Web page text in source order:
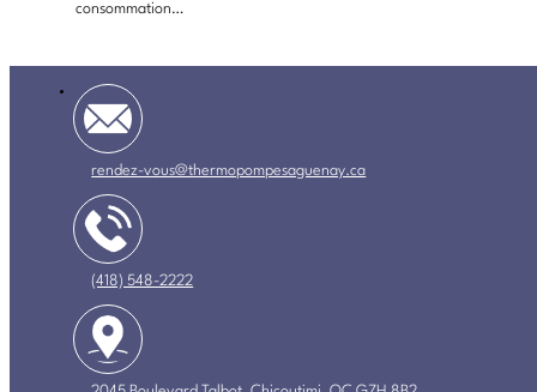
consommation…
rendez-vous@thermopompesaguenay.ca
(418) 548-2222